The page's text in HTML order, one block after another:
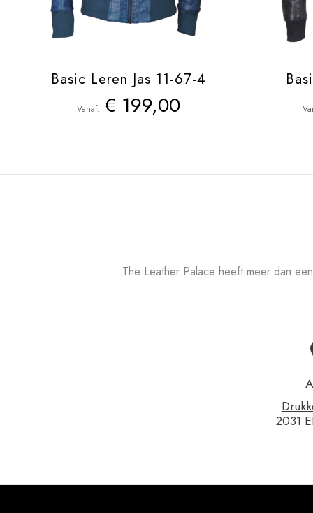
Basic Leren Jas 11-67-4
Vanaf € 199,00
The Leather Palace heeft meer dan
2031